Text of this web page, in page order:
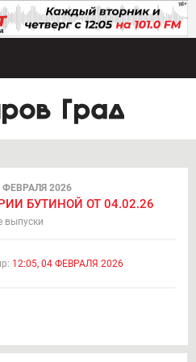
ФЕВРАЛЯ 2026
БУТИНОЙ ОТ 04.02.26
выпуски
12:05, 04 ФЕВРАЛЯ 2026